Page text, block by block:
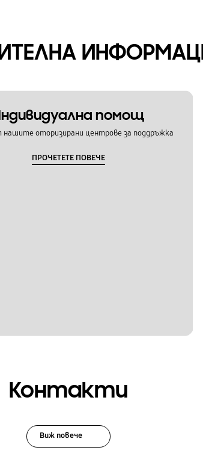
помощ
оторизирани центрове за поддръжка
ПРОЧЕТЕТЕ ПОВЕЧЕ
Контакти
Виж повече